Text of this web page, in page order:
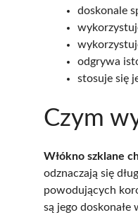
doskonale
odgrywa
stosuje się
Czym
Włókno szklane
odznaczają się
powodujących
są jego doskonałe